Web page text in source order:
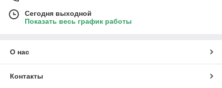
Сегодня выходной
Показать весь график работы
О нас
Контакты